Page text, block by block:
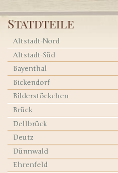
Statdteile
Altstadt-Nord
Altstadt-Süd
Bayenthal
Bickendorf
Bilderstöckchen
Brück
Dellbrück
Deutz
Dünnwald
Ehrenfeld